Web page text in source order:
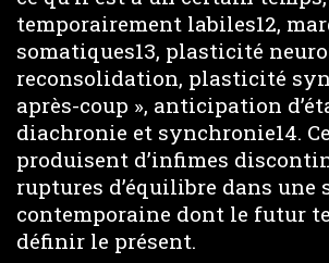
temporairement labiles12,
somatiques13, plasticité
reconsolidation, plasticité
après-coup », anticipation
diachronie et synchronie14.
produisent d’infimes
ruptures d’équilibre dans une
contemporaine dont le futur
définir le présent.